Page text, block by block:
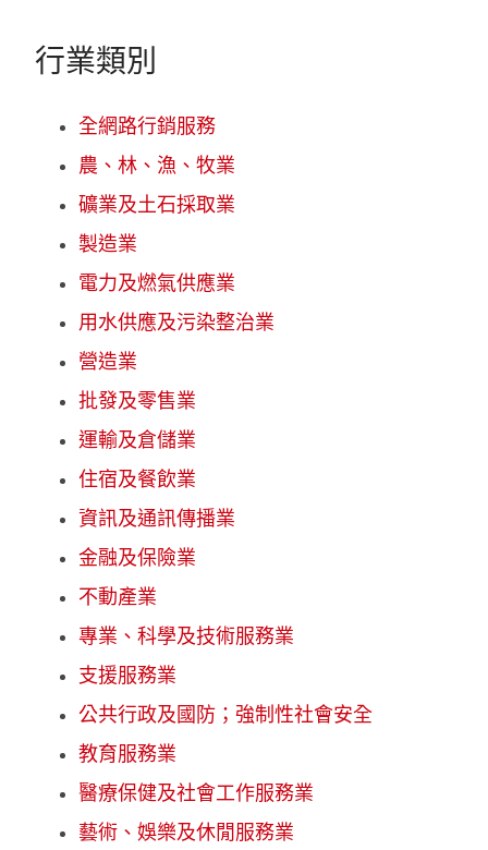
行業類別
全網路行銷服務
農、林、漁、牧業
礦業及土石採取業
製造業
電力及燃氣供應業
用水供應及污染整治業
營造業
批發及零售業
運輸及倉儲業
住宿及餐飲業
資訊及通訊傳播業
金融及保險業
不動產業
專業、科學及技術服務業
支援服務業
公共行政及國防；強制性社會安全
教育服務業
醫療保健及社會工作服務業
藝術、娛樂及休閒服務業